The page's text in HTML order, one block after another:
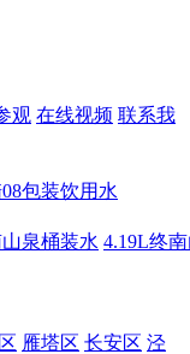
观 在线视频 联系我
包装饮用水
泉桶装水 4.19L终
雁塔区 长安区 泾